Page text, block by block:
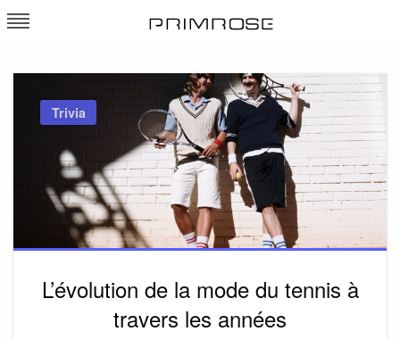
Skip
to
Trivia
L’évolution de la mode du tennis à
travers les années